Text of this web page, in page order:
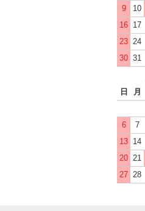
9
10
16 17
23 24
30 31
日
月
6
7
13 14
20 21
27 28